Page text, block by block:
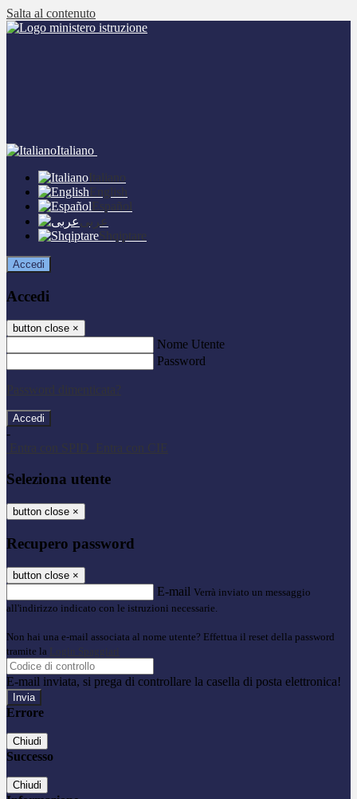
Salta al contenuto
Italiano
Italiano
English
Español
عربى
Shqiptare
Accedi
Accedi
button close ×
Nome Utente
Password
Password dimenticata?
-
Entra con SPID
Entra con CIE
Seleziona utente
button close ×
Recupero password
button close ×
E-mail Verrà inviato un messaggio
all'indirizzo indicato con le istruzioni necessarie.
Non hai una e-mail associata al nome utente? Effettua il reset della password
tramite la Login Spaggiari
E-mail inviata, si prega di controllare la casella di posta elettronica!
Errore
Chiudi
Successo
Chiudi